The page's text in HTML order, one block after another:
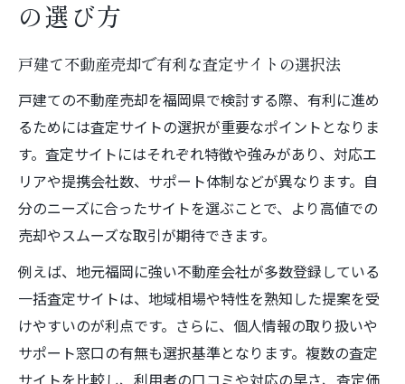
の選び方
戸建て不動産売却で有利な査定サイトの選択法
戸建ての不動産売却を福岡県で検討する際、有利に進め
るためには査定サイトの選択が重要なポイントとなりま
す。査定サイトにはそれぞれ特徴や強みがあり、対応エ
リアや提携会社数、サポート体制などが異なります。自
分のニーズに合ったサイトを選ぶことで、より高値での
売却やスムーズな取引が期待できます。
例えば、地元福岡に強い不動産会社が多数登録している
一括査定サイトは、地域相場や特性を熟知した提案を受
けやすいのが利点です。さらに、個人情報の取り扱いや
サポート窓口の有無も選択基準となります。複数の査定
サイトを比較し、利用者の口コミや対応の早さ、査定価